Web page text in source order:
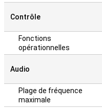
Contrôle
Fonctions
opérationnelles
Audio
Plage de fréquence
maximale